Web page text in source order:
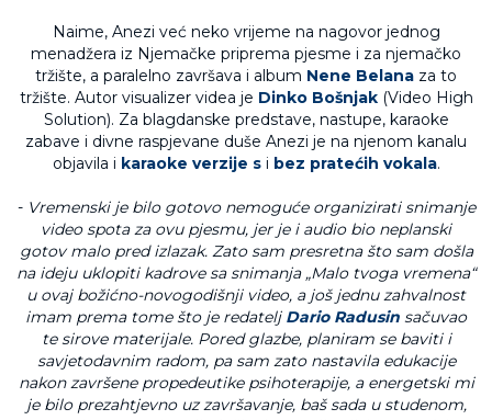
Naime, Anezi već neko vrijeme na nagovor jednog
menadžera iz Njemačke priprema pjesme i za njemačko
tržište, a paralelno završava i album Nene Belana za to
tržište. Autor visualizer videa je Dinko Bošnjak(Video High
Solution). Za blagdanske predstave, nastupe, karaoke
zabave i divne raspjevane duše Anezi je na njenom kanalu
objavila i karaoke verzije si bez pratećih vokala.
- Vremenski je bilo gotovo nemoguće organizirati snimanje
video spota za ovu pjesmu, jer je i audio bio neplanski
gotov malo pred izlazak. Zato sam presretna što sam došla
na ideju uklopiti kadrove sa snimanja „Malo tvoga vremena“
u ovaj božićno-novogodišnji video, a još jednu zahvalnost
imam prema tome što je redatelj Dario Radusin sačuvao
te sirove materijale. Pored glazbe, planiram se baviti i
savjetodavnim radom, pa sam zato nastavila edukacije
nakon završene propedeutike psihoterapije, a energetski mi
je bilo prezahtjevno uz završavanje, baš sada u studenom,